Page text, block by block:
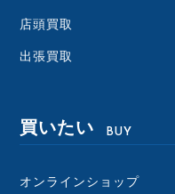
店頭買取
出張買取
買いたい BUY
オンラインショップ